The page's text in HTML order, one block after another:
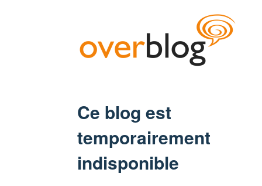
Ce blog est
temporairement
indisponible